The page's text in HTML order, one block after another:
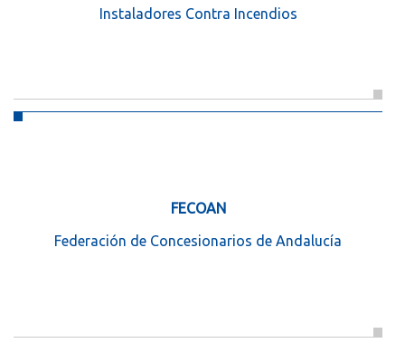
Instaladores Contra Incendios
FECOAN
Federación de Concesionarios de Andalucía